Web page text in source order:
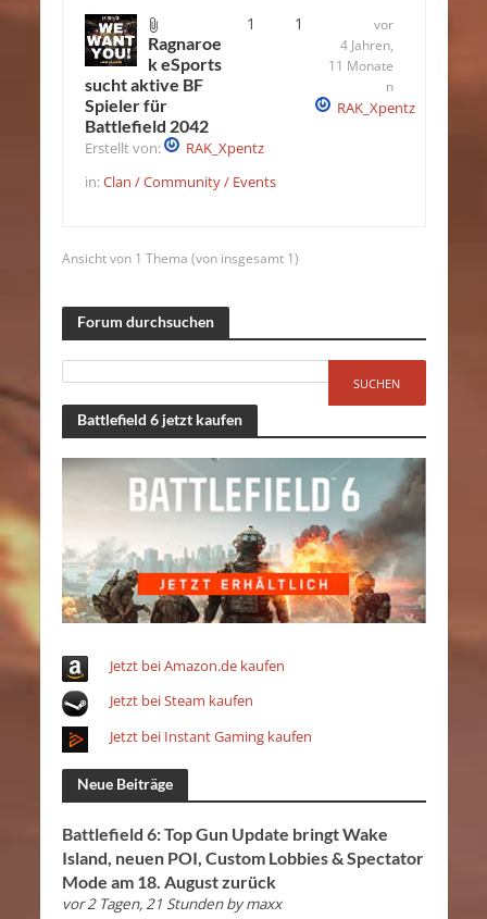
Ragnaroe
k eSports
sucht aktive BF
Spieler für
Battlefield 2042
Erstellt von:
RAK_Xpentz
in:Clan / Community / Events
1 1
vor
4 Jahren,
11 Monate
n
RAK_Xpentz
Ansicht von 1 Thema (von insgesamt 1)
Forum durchsuchen
Battlefield 6 jetzt kaufen
Jetzt bei Amazon.de kaufen
Jetzt bei Steam kaufen
Jetzt bei Instant Gaming kaufen
Neue Beiträge
Battlefield 6: Top Gun Update bringt Wake
Island, neuen POI, Custom Lobbies & Spectator
Mode am 18. August zurück
vor 2 Tagen, 21 Stunden bymaxx